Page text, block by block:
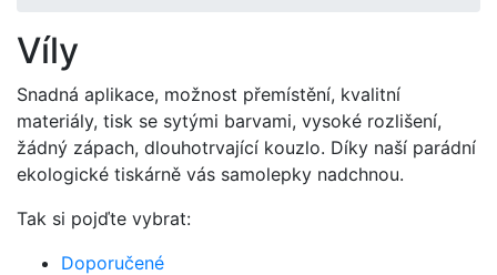
Víly
Snadná aplikace, možnost přemístění, kvalitní
materiály, tisk se sytými barvami, vysoké rozlišení,
žádný zápach, dlouhotrvající kouzlo. Díky naší parádní
ekologické tiskárně vás samolepky nadchnou.
Tak si pojďte vybrat:
Doporučené